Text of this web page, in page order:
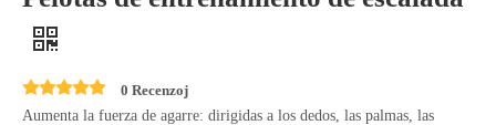
0 Recenzoj
Aumenta la fuerza de agarre: dirigidas a los dedos, las palmas, las